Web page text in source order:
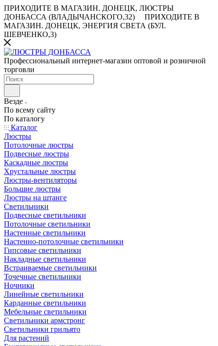
ПРИХОДИТЕ В МАГАЗИН. ДОНЕЦК, ЛЮСТРЫ
ДОНБАССА (ВЛАДЫЧАНСКОГО,32)
ПРИХОДИТЕ В
МАГАЗИН. ДОНЕЦК, ЭНЕРГИЯ СВЕТА (БУЛ.
ШЕВЧЕНКО,3)
Профессиональный интернет-магазин оптовой и розничной
торговли
Везде
По всему сайту
По каталогу
Каталог
Люстры
Потолочные люстры
Подвесные люстры
Каскадные люстры
Хрустальные люстры
Люстры-вентиляторы
Большие люстры
Люстры на штанге
Светильники
Подвесные светильники
Потолочные светильники
Настенные светильники
Настенно-потолочные светильники
Гипсовые светильники
Накладные светильники
Встраиваемые светильники
Точечные светильники
Ночники
Линейные светильники
Карданные светильники
Мебельные светильники
Светильники армстронг
Светильники грильято
Для растений